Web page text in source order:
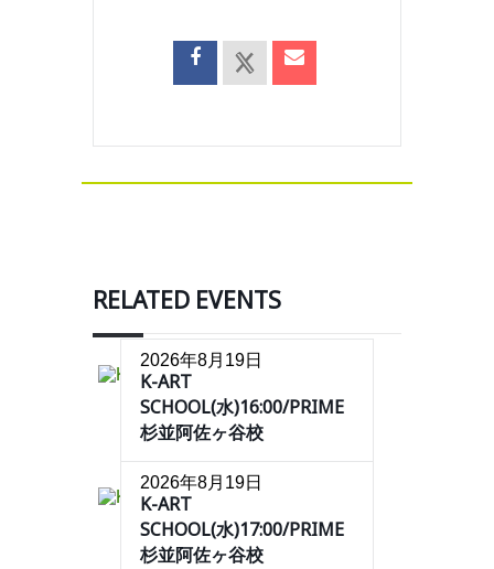
RELATED EVENTS
2026年8月19日
K-ART
SCHOOL(水)16:00/PRIME
杉並阿佐ヶ谷校
2026年8月19日
K-ART
SCHOOL(水)17:00/PRIME
杉並阿佐ヶ谷校